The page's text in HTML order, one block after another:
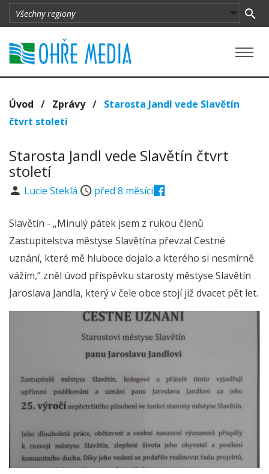
Úvod / Zprávy/ Starosta Jandl vede Slavětín
čtvrt století
Starosta Jandl vede Slavětín čtvrt
století
Lucie Steklá před 8 měsíci
Slavětín - „Minulý pátek jsem z rukou členů
Zastupitelstva městyse Slavětína převzal Cestné
uznání, které mě hluboce dojalo a kterého si nesmírně
vážím,” zněl úvod příspěvku starosty městyse Slavětín
Jaroslava Jandla, který v čele obce stojí již dvacet pět let.